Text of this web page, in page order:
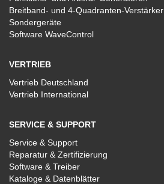
Breitband- und 4-Quadranten-Verstärker
Sondergeräte
Software WaveControl
VERTRIEB
Vertrieb Deutschland
Vertrieb International
SERVICE & SUPPORT
Service & Support
Reparatur & Zertifizierung
Software & Treiber
Kataloge & Datenblätter